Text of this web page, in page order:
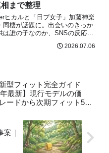
まで整理
ヒカルと「日プ女子」加藤神楽
同棲が話題に。出会いのきっか
は誰の子なのか、SNSの反応ま
2026.07.06
型フィット完全ガイド
年最新】現行モデルの価
ードから次期フィット5の
｜